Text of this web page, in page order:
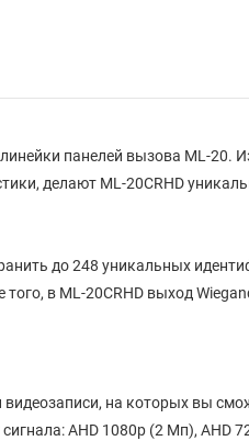
панелей вызова ML-20.
делают ML-20CRHD
до 248 уникальных
в ML-20CRHD выход
на которых вы
AHD 1080p (2 Мп), AHD